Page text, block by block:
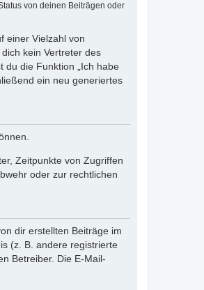
von deinen Beiträgen oder
einer Vielzahl von
kein Vertreter des
du die Funktion „Ich habe
ein neu generiertes
Zeitpunkte von Zugriffen
oder zur rechtlichen
dir erstellten Beiträge im
(z. B. andere registrierte
Betreiber. Die E-Mail-